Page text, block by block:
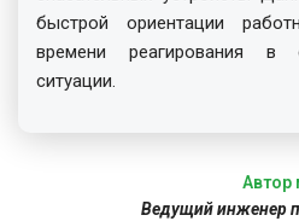
быстрой ориентации
времени реагирования в
ситуации.
Автор
Ведущий инженер